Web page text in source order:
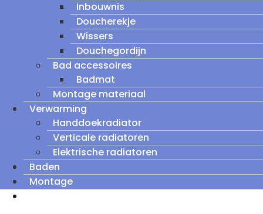
Inbouwnis
Doucherekje
Wissers
Douchegordijn
Bad accessoires
Badmat
Montage materiaal
Verwarming
Handdoekradiator
Verticale radiatoren
Elektrische radiatoren
Baden
Montage